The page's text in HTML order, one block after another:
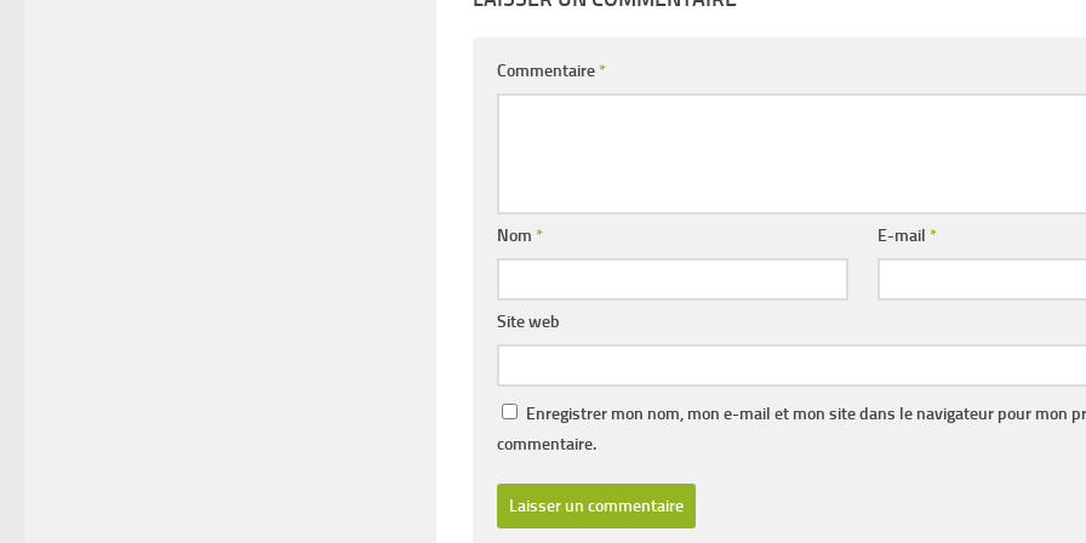
Commentaire*
Nom * E-mail*
Site web
Enregistrer mon nom, mon e-mail et mon site dans le navigateur pour mon
commentaire.